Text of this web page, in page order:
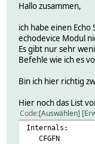
Hallo zusammen,
ich habe einen
echodevice Modul
Es gibt nur sehr
Befehle wie ich es
Bin ich hier richtig
Hier noch das List
Code Auswählen
Internals:
CFGFN